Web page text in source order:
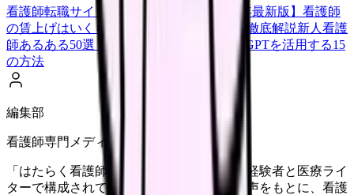
看護師転職サイトランキングTOP5【2026年最新版】 看護師
の賃上げはいくら？2026年度の最新情報を徹底解説新人看護
師あるある50選【共感必至】
看護師がChatGPTを活用する15
の方法
編集部
看護師専門メディア
「はたらく看護師さん」編集部は、看護師経験者と医療ライ
ターで構成されています。現場のリアルな声をもとに、看護